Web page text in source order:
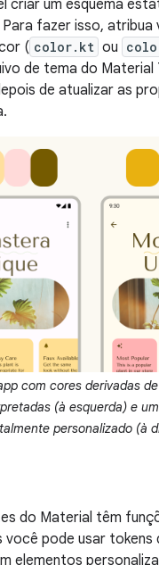
criar um esquema
fazer isso,
( color.kt ou
de tema do Material
de atualizar as
com cores derivadas
(à esquerda) e
personalizado (à
do Material têm
você pode usar
elementos